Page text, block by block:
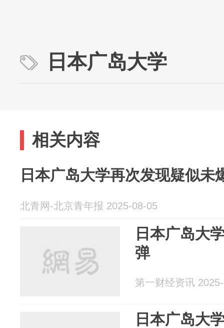
日本广岛大学
相关内容
日本广岛大学再次发现疑似未
北青网-北京青年报 2025-08-05
日本广岛大
弹
第一财经资讯
日本广岛大